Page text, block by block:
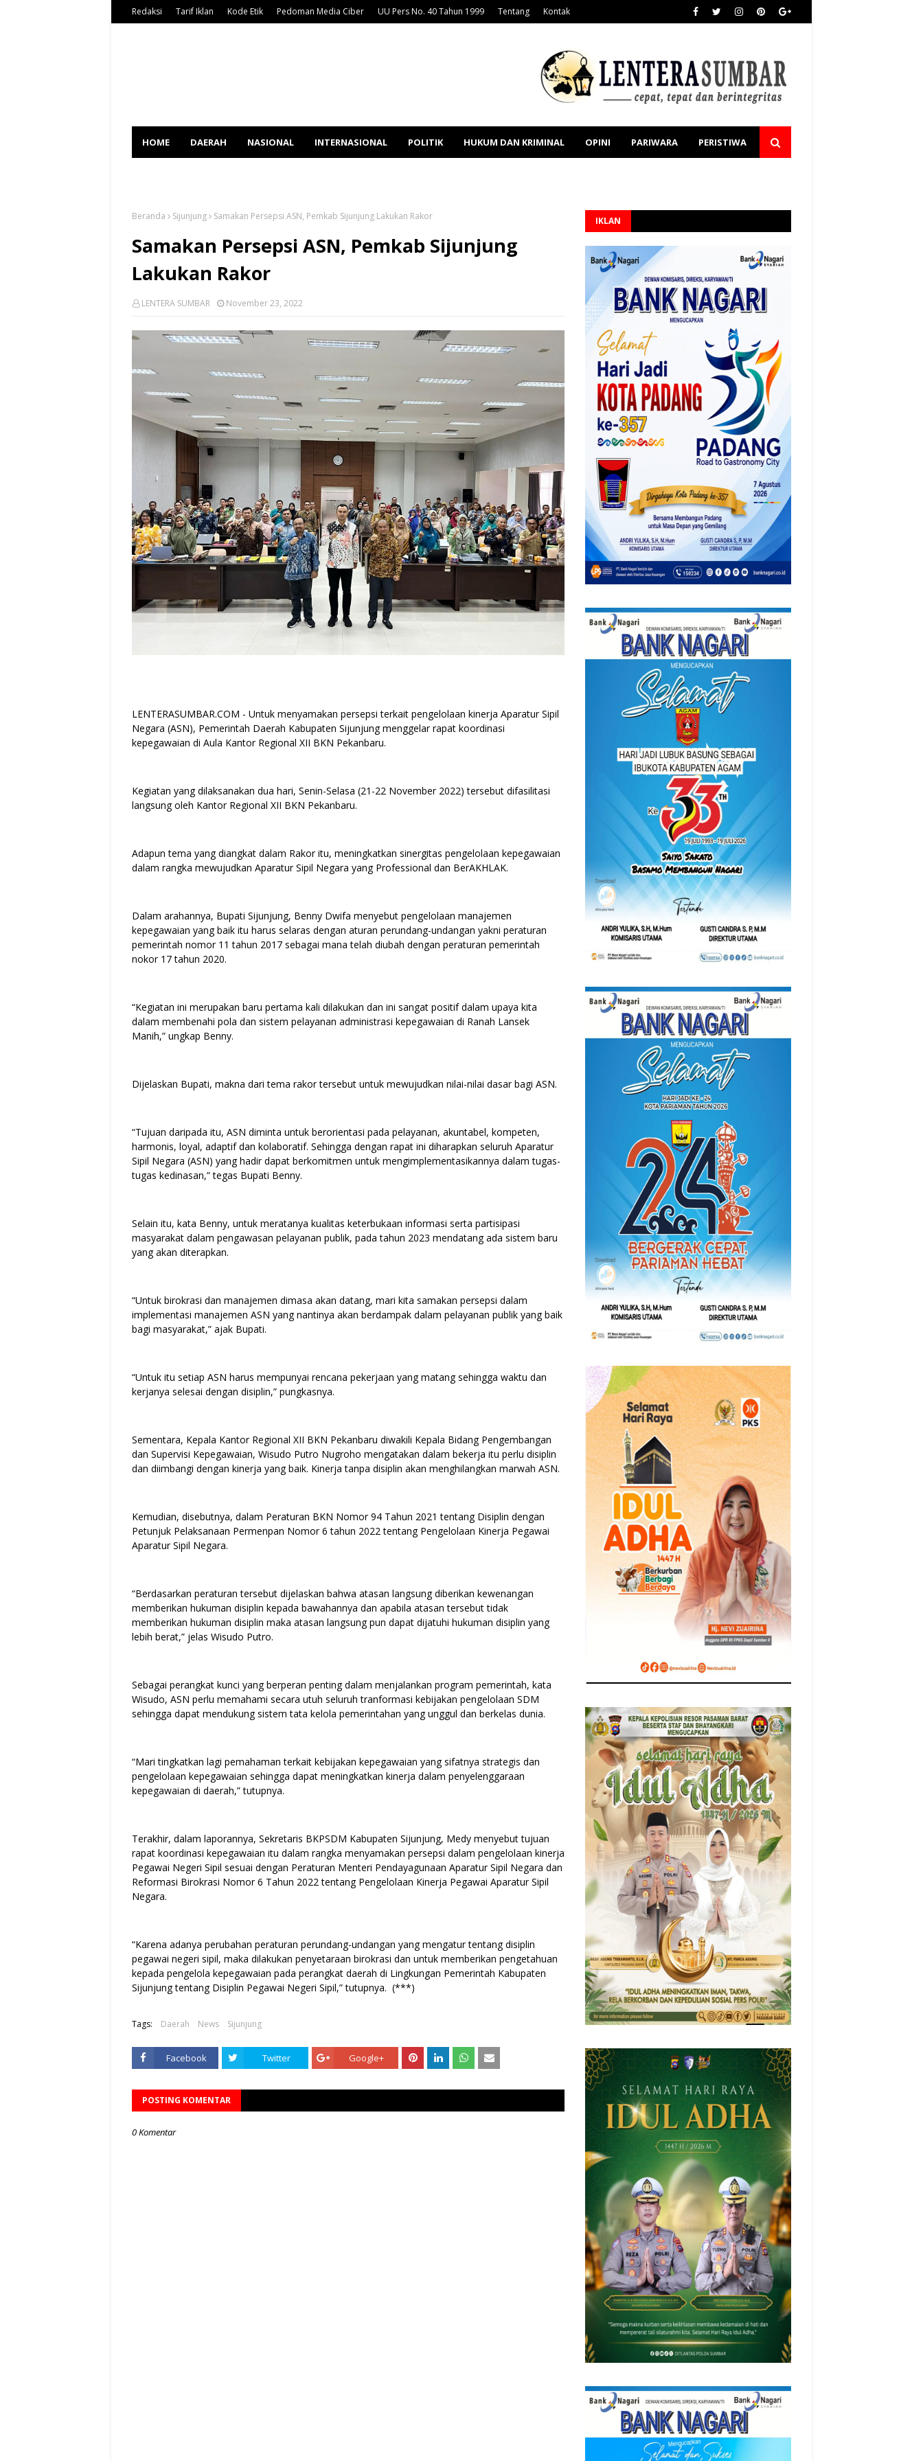
Redaksi Tarif Iklan Kode Etik Pedoman Media Ciber UU Pers No. 40 Tahun 1999 Tentang Kontak
HOME DAERAH NASIONAL INTERNASIONAL POLITIK HUKUM DAN KRIMINAL OPINI PARIWARA PERISTIWA
Beranda Sijunjung Samakan Persepsi ASN, Pemkab Sijunjung Lakukan Rakor
Samakan Persepsi ASN, Pemkab Sijunjung
Lakukan Rakor
LENTERA SUMBAR November 23, 2022
LENTERASUMBAR.COM - Untuk menyamakan persepsi terkait pengelolaan kinerja Aparatur Sipil
Negara (ASN), Pemerintah Daerah Kabupaten Sijunjung menggelar rapat koordinasi
kepegawaian di Aula Kantor Regional XII BKN Pekanbaru.
Kegiatan yang dilaksanakan dua hari, Senin-Selasa (21-22 November 2022) tersebut difasilitasi
langsung oleh Kantor Regional XII BKN Pekanbaru.
Adapun tema yang diangkat dalam Rakor itu, meningkatkan sinergitas pengelolaan kepegawaian
dalam rangka mewujudkan Aparatur Sipil Negara yang Professional dan BerAKHLAK.
Dalam arahannya, Bupati Sijunjung, Benny Dwifa menyebut pengelolaan manajemen
kepegawaian yang baik itu harus selaras dengan aturan perundang-undangan yakni peraturan
pemerintah nomor 11 tahun 2017 sebagai mana telah diubah dengan peraturan pemerintah
nokor 17 tahun 2020.
“Kegiatan ini merupakan baru pertama kali dilakukan dan ini sangat positif dalam upaya kita
dalam membenahi pola dan sistem pelayanan administrasi kepegawaian di Ranah Lansek
Manih,” ungkap Benny.
Dijelaskan Bupati, makna dari tema rakor tersebut untuk mewujudkan nilai-nilai dasar bagi ASN.
“Tujuan daripada itu, ASN diminta untuk berorientasi pada pelayanan, akuntabel, kompeten,
harmonis, loyal, adaptif dan kolaboratif. Sehingga dengan rapat ini diharapkan seluruh Aparatur
Sipil Negara (ASN) yang hadir dapat berkomitmen untuk mengimplementasikannya dalam tugas-
tugas kedinasan,” tegas Bupati Benny.
Selain itu, kata Benny, untuk meratanya kualitas keterbukaan informasi serta partisipasi
masyarakat dalam pengawasan pelayanan publik, pada tahun 2023 mendatang ada sistem baru
yang akan diterapkan.
“Untuk birokrasi dan manajemen dimasa akan datang, mari kita samakan persepsi dalam
implementasi manajemen ASN yang nantinya akan berdampak dalam pelayanan publik yang baik
bagi masyarakat,” ajak Bupati.
“Untuk itu setiap ASN harus mempunyai rencana pekerjaan yang matang sehingga waktu dan
kerjanya selesai dengan disiplin,” pungkasnya.
Sementara, Kepala Kantor Regional XII BKN Pekanbaru diwakili Kepala Bidang Pengembangan
dan Supervisi Kepegawaian, Wisudo Putro Nugroho mengatakan dalam bekerja itu perlu disiplin
dan diimbangi dengan kinerja yang baik. Kinerja tanpa disiplin akan menghilangkan marwah ASN.
Kemudian, disebutnya, dalam Peraturan BKN Nomor 94 Tahun 2021 tentang Disiplin dengan
Petunjuk Pelaksanaan Permenpan Nomor 6 tahun 2022 tentang Pengelolaan Kinerja Pegawai
Aparatur Sipil Negara.
“Berdasarkan peraturan tersebut dijelaskan bahwa atasan langsung diberikan kewenangan
memberikan hukuman disiplin kepada bawahannya dan apabila atasan tersebut tidak
memberikan hukuman disiplin maka atasan langsung pun dapat dijatuhi hukuman disiplin yang
lebih berat,” jelas Wisudo Putro.
Sebagai perangkat kunci yang berperan penting dalam menjalankan program pemerintah, kata
Wisudo, ASN perlu memahami secara utuh seluruh tranformasi kebijakan pengelolaan SDM
sehingga dapat mendukung sistem tata kelola pemerintahan yang unggul dan berkelas dunia.
“Mari tingkatkan lagi pemahaman terkait kebijakan kepegawaian yang sifatnya strategis dan
pengelolaan kepegawaian sehingga dapat meningkatkan kinerja dalam penyelenggaraan
kepegawaian di daerah,” tutupnya.
Terakhir, dalam laporannya, Sekretaris BKPSDM Kabupaten Sijunjung, Medy menyebut tujuan
rapat koordinasi kepegawaian itu dalam rangka menyamakan persepsi dalam pengelolaan kinerja
Pegawai Negeri Sipil sesuai dengan Peraturan Menteri Pendayagunaan Aparatur Sipil Negara dan
Reformasi Birokrasi Nomor 6 Tahun 2022 tentang Pengelolaan Kinerja Pegawai Aparatur Sipil
Negara.
“Karena adanya perubahan peraturan perundang-undangan yang mengatur tentang disiplin
pegawai negeri sipil, maka dilakukan penyetaraan birokrasi dan untuk memberikan pengetahuan
kepada pengelola kepegawaian pada perangkat daerah di Lingkungan Pemerintah Kabupaten
Sijunjung tentang Disiplin Pegawai Negeri Sipil,” tutupnya. (***)
Tags: Daerah News Sijunjung
Facebook Twitter Google+
POSTING KOMENTAR
0 Komentar
IKLAN